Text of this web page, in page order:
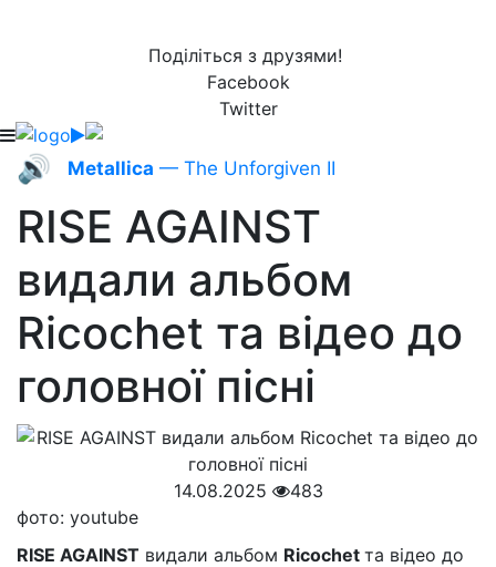
Поділіться з друзями!
Facebook
Twitter
🔊 Metallica — The Unforgiven II
RISE AGAINST
видали альбом
Ricochet та відео до
головної пісні
14.08.2025
483
фото: youtube
RISE AGAINST видали альбом Ricochet та відео до